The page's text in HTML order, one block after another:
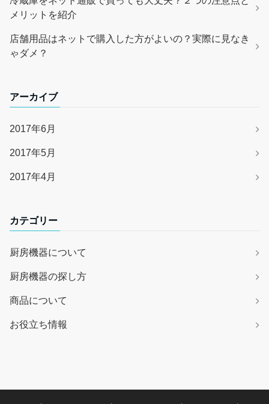
メリットを紹介
店舗用品はネットで購入した方がよいの？実際に見なき
ゃダメ？
アーカイブ
2017年6月
2017年5月
2017年4月
カテゴリー
厨房機器について
厨房機器の探し方
商品について
お役立ち情報